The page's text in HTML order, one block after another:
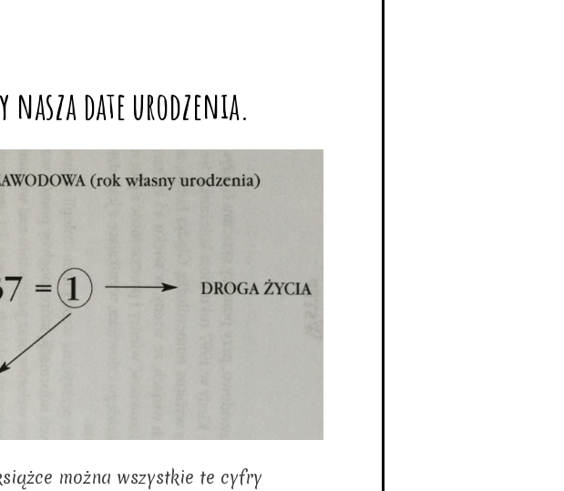
nasza date urodzenia.
można wszystkie te cyfry